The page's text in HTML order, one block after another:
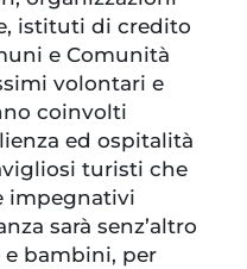
istituti di credito
e Comunità
volontari e
coinvolti
ed ospitalità
turisti che
impegnativi
sarà senz’altro
e bambini, per